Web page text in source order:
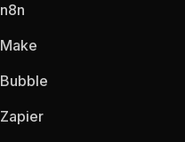
n8n
Make
Bubble
Zapier